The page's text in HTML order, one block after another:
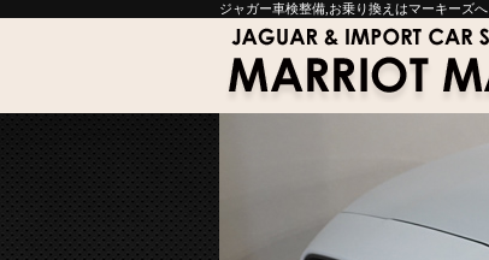
ジャガー車検整備,お乗り換えはマーキーズへ